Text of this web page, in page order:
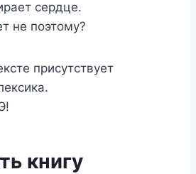
сердце.
не поэтому?
присутствует
книгу